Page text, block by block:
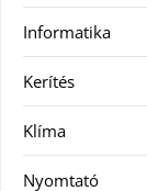
Informatika
Kerítés
Klíma
Nyomtató